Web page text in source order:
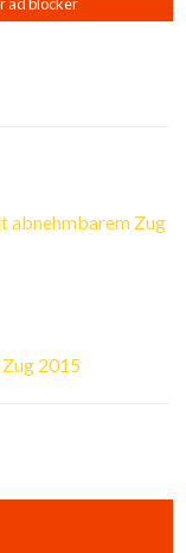
abnehmbarem Zug
2015